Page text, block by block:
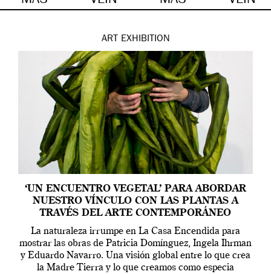
ART EXHIBITION
‘UN ENCUENTRO VEGETAL’ PARA ABORDAR
NUESTRO VÍNCULO CON LAS PLANTAS A
TRAVÉS DEL ARTE CONTEMPORÁNEO
La naturaleza irrumpe en La Casa Encendida para
mostrar las obras de Patricia Domínguez, Ingela Ihrman
y Eduardo Navarro. Una visión global entre lo que crea
la Madre Tierra y lo que creamos como especia